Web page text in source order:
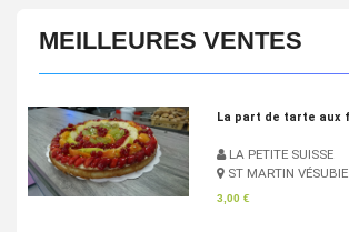
MEILLEURES VENTES
Pan Bagnat
LA PETITE SUISSE
ST MARTIN VÉSUBIE
4,83 €